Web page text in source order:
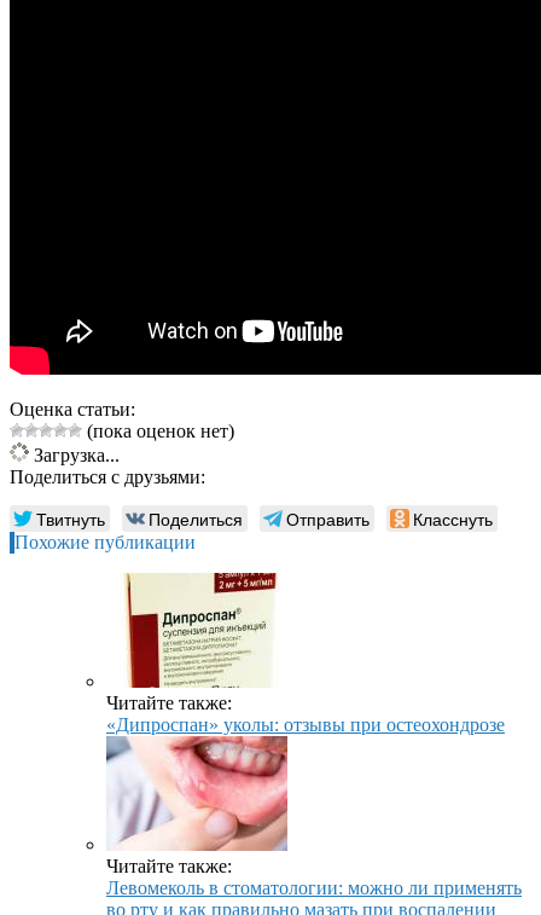
Оценка статьи:
(пока оценок нет)
Загрузка...
Поделиться с друзьями:
Твитнуть Поделиться Отправить Класснуть
Похожие публикации
Читайте также:
«Дипроспан» уколы: отзывы при остеохондрозе
Читайте также:
Левомеколь в стоматологии: можно ли применять
во рту и как правильно мазать при воспалении